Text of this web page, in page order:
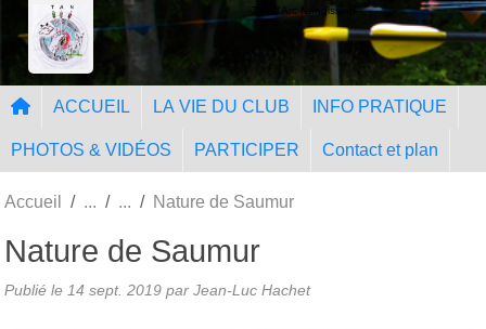
Tir à l'Arc Nangissien
ACCUEIL LA VIE DU CLUB INFO PRATIQUE
PHOTOS & VIDÉOS PARTICIPER Contact et plan
Accueil Nature de Saumur
Nature de Saumur
Publié le 14 sept. 2019 par Jean-Luc Hachet
Panneau de gestion des cookies